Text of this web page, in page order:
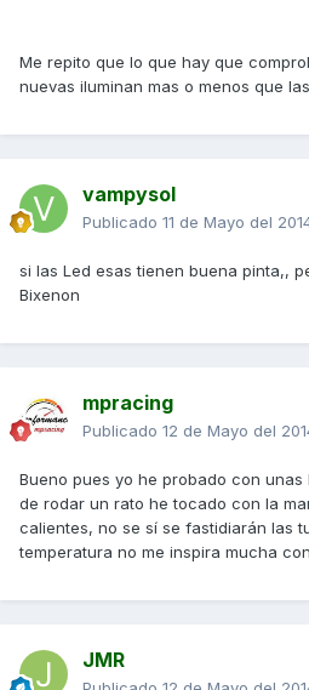
Me repito que lo que hay que
nuevas iluminan mas o menos que
vampysol
Publicado 11 de Mayo del
si las Led esas tienen buena pinta,,
Bixenon
mpracing
Publicado 12 de Mayo del
Bueno pues yo he probado con unas
de rodar un rato he tocado con la
calientes, no se sí se fastidiarán las
temperatura no me inspira mucha
JMR